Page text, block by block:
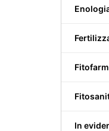
In